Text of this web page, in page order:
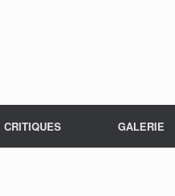
CRITIQUES GALERIE